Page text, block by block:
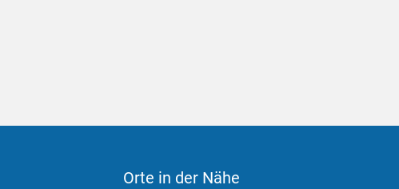
Orte in der Nähe